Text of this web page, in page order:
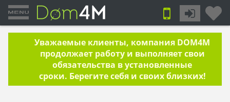
Уважаемые клиенты, компания DOM4M
продолжает работу и выполняет свои
обязательства в установленные
сроки. Берегите себя и своих близких!